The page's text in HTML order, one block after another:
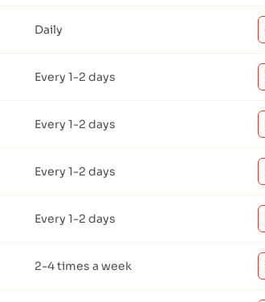
Daily
Every 1-2 days
Every 1-2 days
Every 1-2 days
Every 1-2 days
2-4 times a week